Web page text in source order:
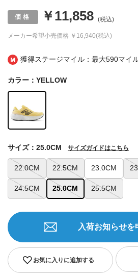
獲得ステージマイル：最大590マイ
メーカー希望小売価格 ￥16,940(税込)
￥11,858 (税込)
カラー：YELLOW
22.0CM 22.5CM 23.0CM
24.5CM 25.0CM 25.5CM
サイズ：25.0CM サイズガイドはこちら
お気に入りに追加する
入荷お知らせを